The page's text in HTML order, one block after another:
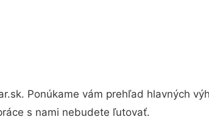
Ponúkame vám prehľad hlavných
s nami nebudete ľutovať.